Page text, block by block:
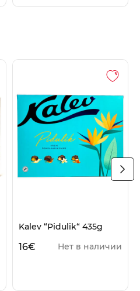
Kalev “Pidulik“ 435g
16€ Нет в наличии